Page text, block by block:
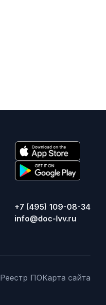
+7 (495) 109-08-34
info@doc-lvv.ru
Реестр ПОКарта сайта